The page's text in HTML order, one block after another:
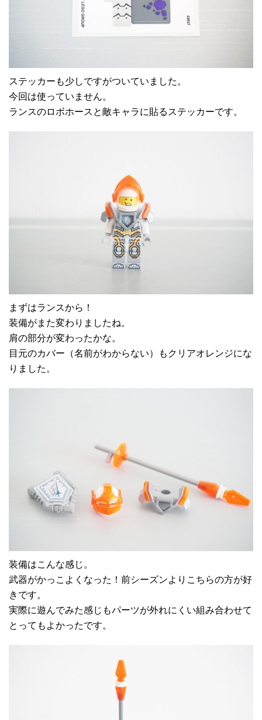
ステッカーも少しですがついていました。
今回は使っていません。
ランスのロボホースと敵キャラに貼るステッカーです。
まずはランスから！
装備がまた変わりましたね。
肩の部分が変わったかな。
目元のカバー（名前がわからない）もクリアオレンジにな
りました。
装備はこんな感じ。
武器がかっこよくなった！前シーズンよりこちらの方が好
きです。
実際に遊んでみた感じもパーツが外れにくい組み合わせて
とってもよかったです。